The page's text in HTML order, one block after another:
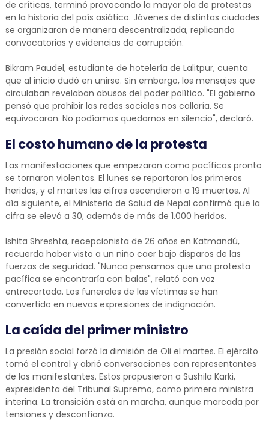
de críticas, terminó provocando la mayor ola de protestas
en la historia del país asiático. Jóvenes de distintas ciudades
se organizaron de manera descentralizada, replicando
convocatorias y evidencias de corrupción.
Bikram Paudel, estudiante de hotelería de Lalitpur, cuenta
que al inicio dudó en unirse. Sin embargo, los mensajes que
circulaban revelaban abusos del poder político. "El gobierno
pensó que prohibir las redes sociales nos callaría. Se
equivocaron. No podíamos quedarnos en silencio", declaró.
El costo humano de la protesta
Las manifestaciones que empezaron como pacíficas pronto
se tornaron violentas. El lunes se reportaron los primeros
heridos, y el martes las cifras ascendieron a 19 muertos. Al
día siguiente, el Ministerio de Salud de Nepal confirmó que la
cifra se elevó a 30, además de más de 1.000 heridos.
Ishita Shreshta, recepcionista de 26 años en Katmandú,
recuerda haber visto a un niño caer bajo disparos de las
fuerzas de seguridad. "Nunca pensamos que una protesta
pacífica se encontraría con balas", relató con voz
entrecortada. Los funerales de las víctimas se han
convertido en nuevas expresiones de indignación.
La caída del primer ministro
La presión social forzó la dimisión de Oli el martes. El ejército
tomó el control y abrió conversaciones con representantes
de los manifestantes. Estos propusieron a Sushila Karki,
expresidenta del Tribunal Supremo, como primera ministra
interina. La transición está en marcha, aunque marcada por
tensiones y desconfianza.